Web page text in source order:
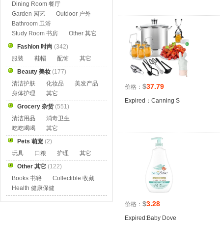
价格： $37.79
Expired：Canning S
价格： $3.28
Expired:Baby Dove
Dining Room 餐厅
Garden 园艺
Outdoor 户外
Bathroom 卫浴
Study Room 书房
Other 其它
Fashion 时尚 (342)
服装
鞋帽 配饰
其它
Beauty 美妆 (177)
清洁护肤
化妆品
美发产品
身体护理
其它
Grocery 杂货(551)
清洁用品
消毒卫生
吃吃喝喝
其它
Pets 萌宠 (2)
玩具
口粮 护理
其它
Other 其它 (122)
Books 书籍
Collectible 收藏
Health 健康保健